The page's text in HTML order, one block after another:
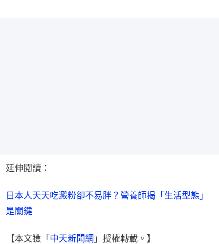
延伸閱讀：
日本人天天吃澱粉卻不易胖？營養師揭「生活型態」
是關鍵
【本文獲「中天新聞網 」授權轉載。】